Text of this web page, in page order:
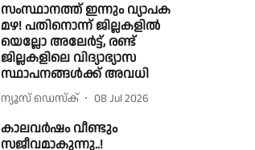
സംസ്ഥാനത്ത് ഇന്നും വ്യാപക
മഴ! പതിനൊന്ന് ജില്ലകളിൽ
യെല്ലോ അലേർട്ട്, രണ്ട്
ജില്ലകളിലെ വിദ്യാഭ്യാസ
സ്ഥാപനങ്ങൾക്ക് അവധി
ന്യൂസ് ഡെസ്ക് 08 Jul 2026
കാലവർഷം വീണ്ടും
സജീവമാകുന്നു..!